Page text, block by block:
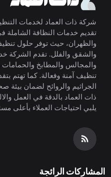
شركة ذات العماد لخدمات
تقديم خدمات النظافة الشاملة
والظهران، حيث توفر حلول
والشقق والفلل. تقدم الشركة
والمجالس والمطابخ
تنظيف آمنة وفعالة. كما تهتم
الجراثيم والروائح لضمان بيئة
ذات العماد بالدقة في العمل
يلبي احتياجات العملاء بأعلى
المشاركات الرائجة